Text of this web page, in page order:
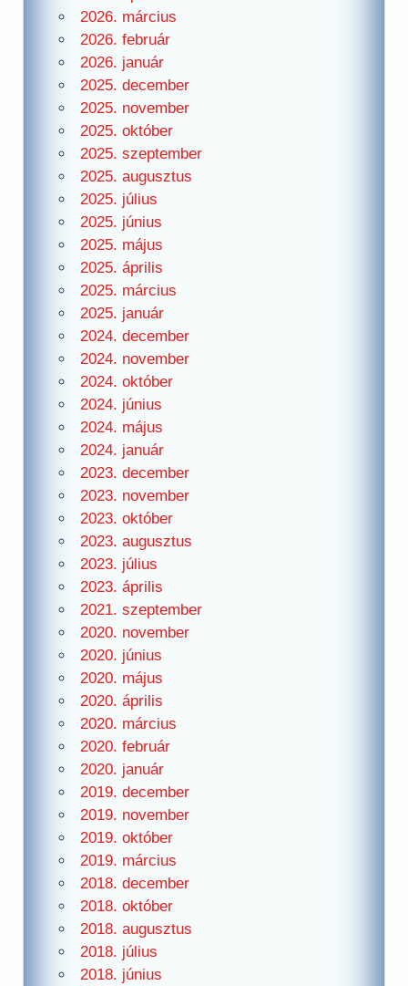
2026. március
2026. február
2026. január
2025. december
2025. november
2025. október
2025. szeptember
2025. augusztus
2025. július
2025. június
2025. május
2025. április
2025. március
2025. január
2024. december
2024. november
2024. október
2024. június
2024. május
2024. január
2023. december
2023. november
2023. október
2023. augusztus
2023. július
2023. április
2021. szeptember
2020. november
2020. június
2020. május
2020. április
2020. március
2020. február
2020. január
2019. december
2019. november
2019. október
2019. március
2018. december
2018. október
2018. augusztus
2018. július
2018. június